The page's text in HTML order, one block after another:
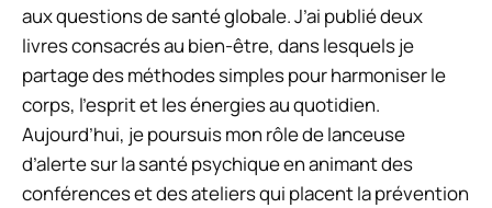
aux questions de santé globale. J’ai publié deux
livres consacrés au bien-être, dans lesquels je
partage des méthodes simples pour harmoniser le
corps, l’esprit et les énergies au quotidien.
Aujourd’hui, je poursuis mon rôle de lanceuse
d’alerte sur la santé psychique en animant des
conférences et des ateliers qui placent la prévention